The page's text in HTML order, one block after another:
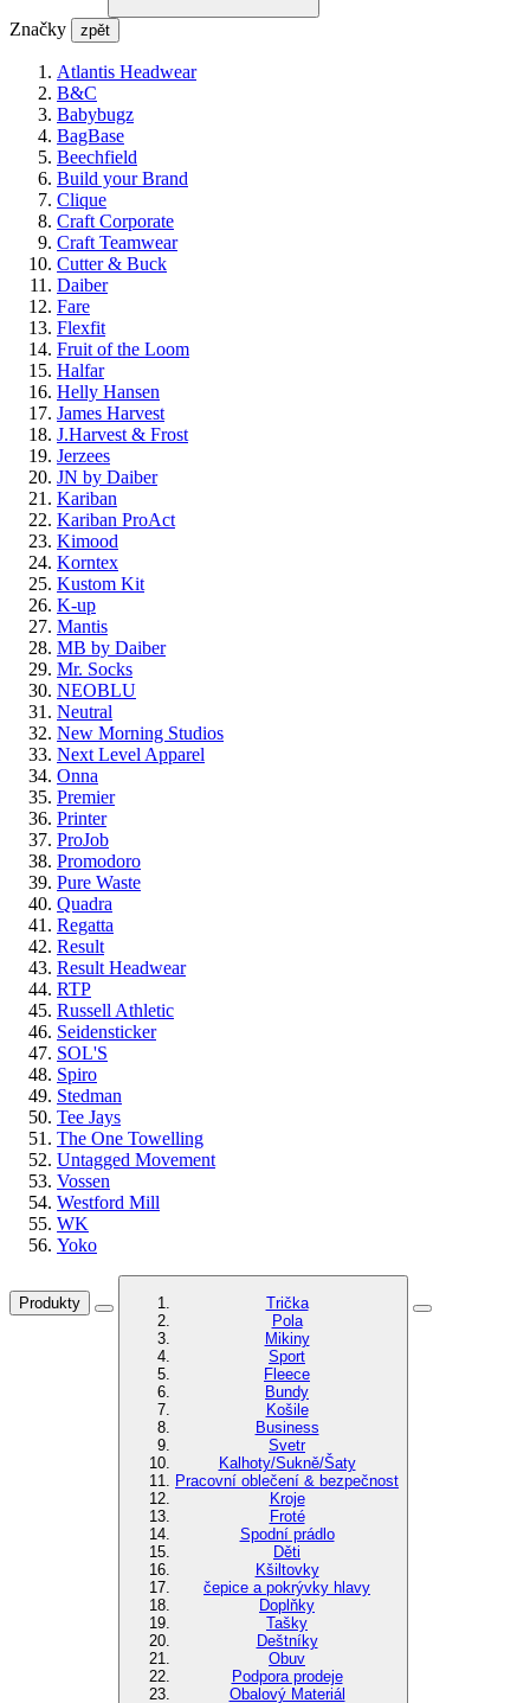
Značky zpět
Atlantis Headwear
B&C
Babybugz
BagBase
Beechfield
Build your Brand
Clique
Craft Corporate
Craft Teamwear
Cutter & Buck
Daiber
Fare
Flexfit
Fruit of the Loom
Halfar
Helly Hansen
James Harvest
J.Harvest & Frost
Jerzees
JN by Daiber
Kariban
Kariban ProAct
Kimood
Korntex
Kustom Kit
K-up
Mantis
MB by Daiber
Mr. Socks
NEOBLU
Neutral
New Morning Studios
Next Level Apparel
Onna
Premier
Printer
ProJob
Promodoro
Pure Waste
Quadra
Regatta
Result
Result Headwear
RTP
Russell Athletic
Seidensticker
SOL'S
Spiro
Stedman
Tee Jays
The One Towelling
Untagged Movement
Vossen
Westford Mill
WK
Yoko
Produkty
Trička
Pola
Mikiny
Sport
Fleece
Bundy
Košile
Business
Svetr
Kalhoty/Sukně/Šaty
Pracovní oblečení & bezpečnost
Kroje
Froté
Spodní prádlo
Děti
Kšiltovky
čepice a pokrývky hlavy
Doplňky
Tašky
Deštníky
Obuv
Podpora prodeje
Obalový Materiál